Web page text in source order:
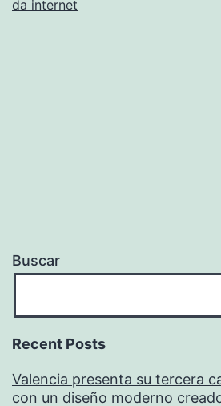
da internet
Buscar
Recent Posts
Valencia presenta su tercera
con un diseño moderno